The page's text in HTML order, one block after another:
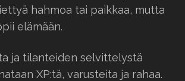
hahmoa tai paikkaa, mutta
elämään.
ja tilanteiden selvittelystä
XP:tä, varusteita ja rahaa.